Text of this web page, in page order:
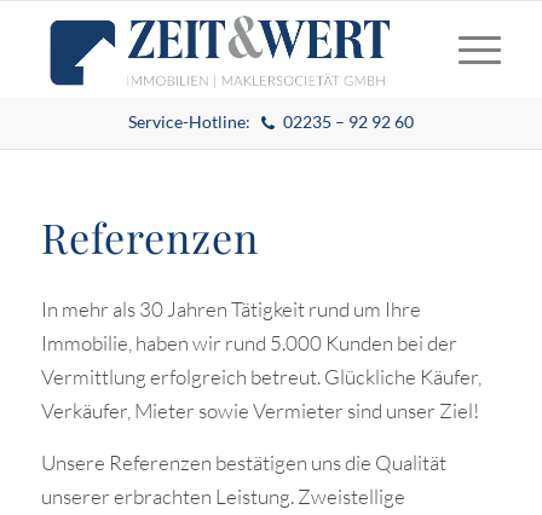
Service-Hotline: 02235 – 92 92 60
Referenzen
In mehr als 30 Jahren Tätigkeit rund um Ihre
Immobilie, haben wir rund 5.000 Kunden bei der
Vermittlung erfolgreich betreut. Glückliche Käufer,
Verkäufer, Mieter sowie Vermieter sind unser Ziel!
Unsere Referenzen bestätigen uns die Qualität
unserer erbrachten Leistung. Zweistellige